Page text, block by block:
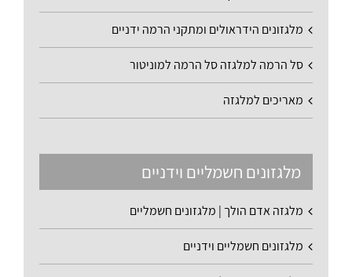
מלגזונים הידראולים ומתקני הרמה ידניים
סל הרמה למלגזה סל הרמה למוניטור
מאריכים למלגזה
מלגזונים חשמליים וידניים
מלגזה אדם הולך | מלגזונים חשמליים
מלגזונים חשמליים וידניים